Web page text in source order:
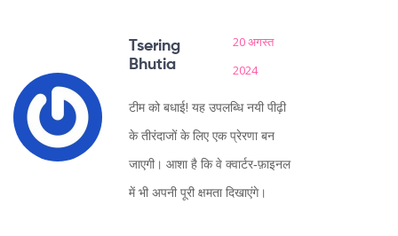
Tsering
Bhutia
20 अगस्त
2024
टीम को बधाई! यह उपलब्धि नयी पीढ़ी
के तीरंदाजों के लिए एक प्रेरणा बन
जाएगी। आशा है कि वे क्वार्टर‑फ़ाइनल
में भी अपनी पूरी क्षमता दिखाएंगे।